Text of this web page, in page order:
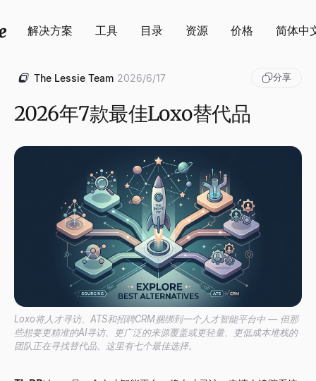
解决方案 工具 目录 资源 价格 简体中
The Lessie Team 2026/6/17 分享
2026年7款最佳Loxo替代品
Loxo将人才寻访、ATS和招聘CRM捆绑到一个人才智能平台中 — 但那
些想要更精准的AI寻访、更广泛的来源覆盖或更轻量、更低成本堆栈的
团队正在寻找替代品。这里有七个最佳选择。